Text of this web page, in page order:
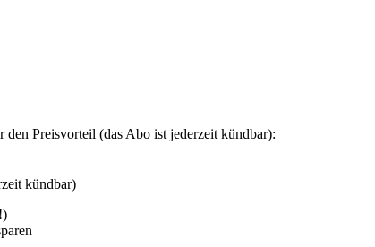
Preisvorteil (das Abo ist jederzeit kündbar):
kündbar)